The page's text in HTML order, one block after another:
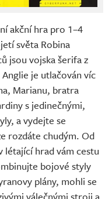
akční hra pro 1–4
světa Robina
jsou vojska šerifa z
je utlačován víc
Marianu, bratra
s jedinečnými,
a vydejte se
rozdáte chudým. Od
létající hrad vám cestu
bojové styly
plány, mohli se